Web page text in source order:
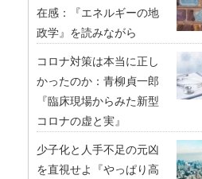
在感：『エネルギーの地
政学』を読みながら
コロナ対策は本当に正し
かったのか：青柳貞一郎
『臨床現場からみた新型
コロナの虚と実』
少子化と人手不足の元凶
を直視せよ『やっぱり高